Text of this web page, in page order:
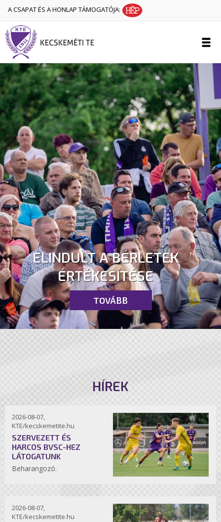
A CSAPAT ÉS A HONLAP TÁMOGATÓJA:
ELINDULT A BÉRLETEK
ÉRTÉKESÍTÉSE
TOVÁBB
HÍREK
2026-08-07,
KTE/kecskemetite.hu
SZERVEZETT ÉS
HARCOS BVSC-HEZ
LÁTOGATUNK
Beharangozó.
2026-08-07,
KTE/kecskemetite.hu